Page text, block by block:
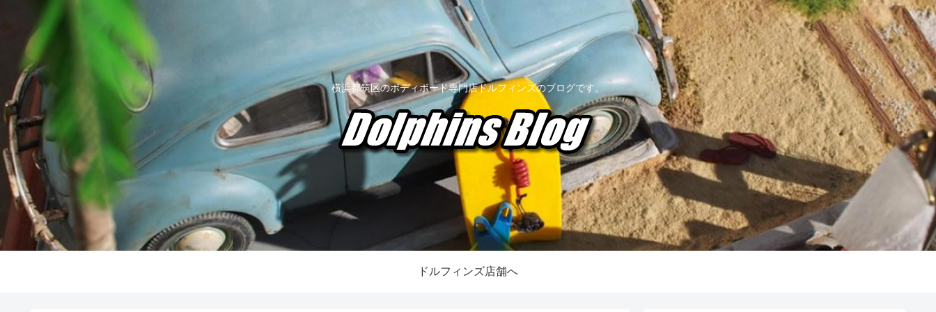
横浜都筑区のボディボード専門店ドルフィンズのブログです。
ドルフィンズ店舗へ